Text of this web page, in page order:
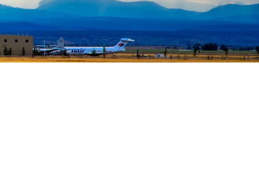
ГрецияRyanair дешевые авиабилеты
Ryanair из ЛаппеенрантыRyanair из Лондона
| ПРАГА, ОСТРАВА, ПАРДУБИЦЕ, БРНО